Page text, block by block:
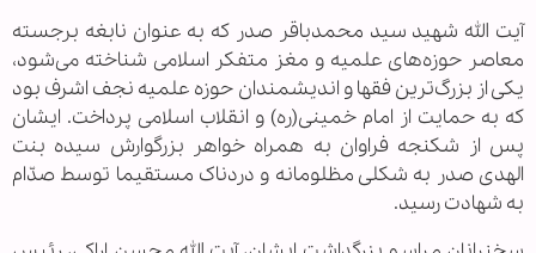
آیت الله شهید سید محمدباقر صدر که به عنوان نابغه برجسته
معاصر حوزه‌های علمیه و مغز متفکر اسلامی شناخته می‌شود،
یکی از بزرگ‌ترین فقها و اندیشمندان حوزه علمیه نجف اشرف بود
که به حمایت از امام خمینی(ره) و انقلاب اسلامی پرداخت. ایشان
پس از شکنجه فراوان به همراه خواهر بزرگوارش سیده بنت
الهدی صدر به شکلی مظلومانه و دردناک مستقیما توسط صدّام
به شهادت رسید.